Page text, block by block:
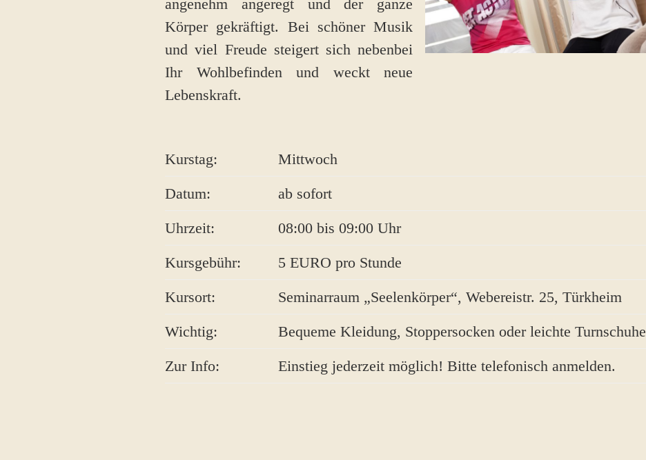
angenehm angeregt und der ganze
Körper gekräftigt. Bei schöner Musik
und viel Freude steigert sich nebenbei
Ihr Wohlbefinden und weckt neue
Lebenskraft.
Kurstag:
Mittwoch
Datum:
ab sofort
Uhrzeit:
08:00 bis 09:00 Uhr
Kursgebühr:
5 EURO pro Stunde
Kursort:
Seminarraum „Seelenkörper“, Webereistr. 25, Türkheim
Wichtig:
Bequeme Kleidung, Stoppersocken oder leichte Turnschuhe
Zur Info:
Einstieg jederzeit möglich! Bitte telefonisch anmelden.